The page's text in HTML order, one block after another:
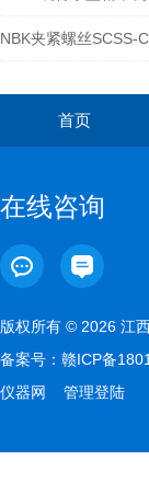
首页
在线咨询
版权所有 © 2026 江
备案号： 赣ICP备
仪器网
管理登陆